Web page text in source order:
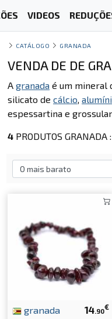
VIDEOS
CATÁLOGO GRANADA
VENDA DE DE
A granada é um mineral
silicato de cálcio,
espessartina e
4 PRODUTOS GRANADA :
14.90€
granada